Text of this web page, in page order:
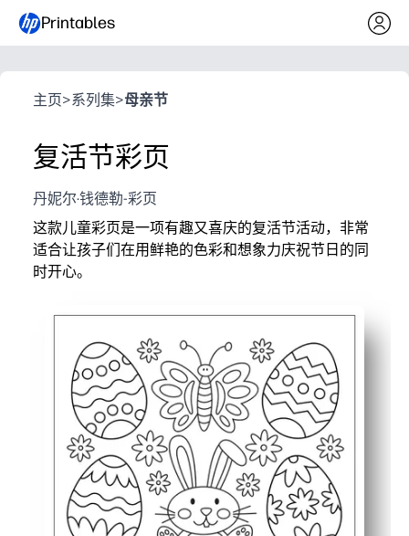
Printables
主页>系列集>母亲节
复活节彩页
丹妮尔·钱德勒-彩页
这款儿童彩页是一项有趣又喜庆的复活节活动，非常
适合让孩子们在用鲜艳的色彩和想象力庆祝节日的同
时开心。
便于打印即用-您只需下载并点击 “打印” 即可在家中、
让孩子们参与——醒目的线条和诱人的复活节细节可帮
培养技能-你的孩子在创作时练习精细的动作控制、颜
用途广泛，适合任何日程安排——可用于早期完成者、